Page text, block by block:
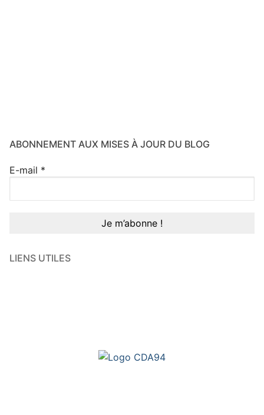
ABONNEMENT AUX MISES À JOUR DU BLOG
E-mail *
LIENS UTILES